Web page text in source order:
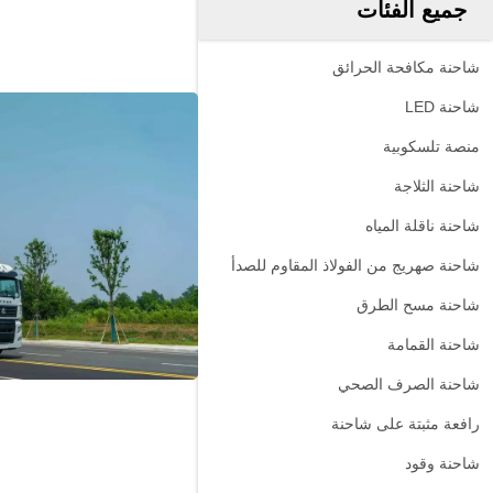
جميع الفئات
شاحنة مكافحة الحرائق
شاحنة LED
منصة تلسكوبية
شاحنة الثلاجة
شاحنة ناقلة المياه
شاحنة صهريج من الفولاذ المقاوم للصدأ
شاحنة مسح الطرق
شاحنة القمامة
شاحنة الصرف الصحي
رافعة مثبتة على شاحنة
شاحنة وقود